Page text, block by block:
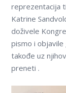
reprezentacija
Katrine
doživele
pismo i objavile
takođe uz
preneti .